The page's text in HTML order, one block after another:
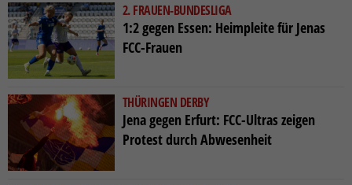
2. FRAUEN-BUNDESLIGA
1:2 gegen Essen: Heimpleite für Jenas
FCC-Frauen
THÜRINGEN DERBY
Jena gegen Erfurt: FCC-Ultras zeigen
Protest durch Abwesenheit